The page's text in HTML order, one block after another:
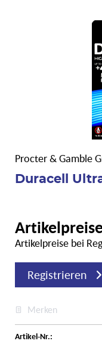
Procter & Gamble
Duracell
Artikelpreise bei
Registrieren
Merken
Artikel-Nr.: